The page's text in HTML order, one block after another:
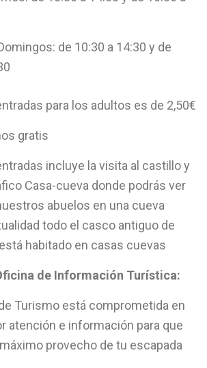
de 10:30 a 14:30 y de
para los adultos es de 2,50€
gratis
incluye la visita al castillo y
Casa-cueva donde podrás ver
abuelos en una cueva
todo el casco antiguo de
habitado en casas cuevas
de Información Turística:
Turismo está comprometida en
atención e información para que
provecho de tu escapada